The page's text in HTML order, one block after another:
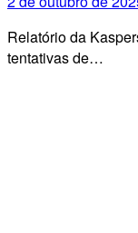
Relatório da
tentativas de…